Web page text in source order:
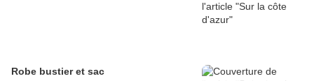
Robe bustier et sac